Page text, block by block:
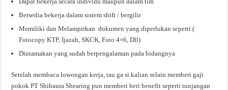
Bersedia bekerja dalam sistem shift / bergilir
Memiliki dan Melampirkan dokumen yang diperlukan seperti (
Fotocopy KTP, Ijazah, SKCK, Foto 4×6, Dll)
Diutamakan yang sudah berpengalaman pada bidangnya
Setelah membaca lowongan kerja, tau ga si kalian selain memberi gaji
pokok PT Shibaura Shearing pun memberi beri benefit seperti tunjangan